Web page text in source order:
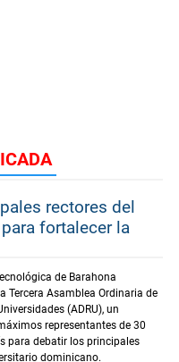
rectores del
fortalecer la
de Barahona
Tercera Asamblea Ordinaria de
(ADRU), un
representantes de 30
para debatir los principales
dominicano.